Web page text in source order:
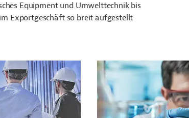
Equipment und Umwelttechnik bis
Exportgeschäft so breit aufgestellt